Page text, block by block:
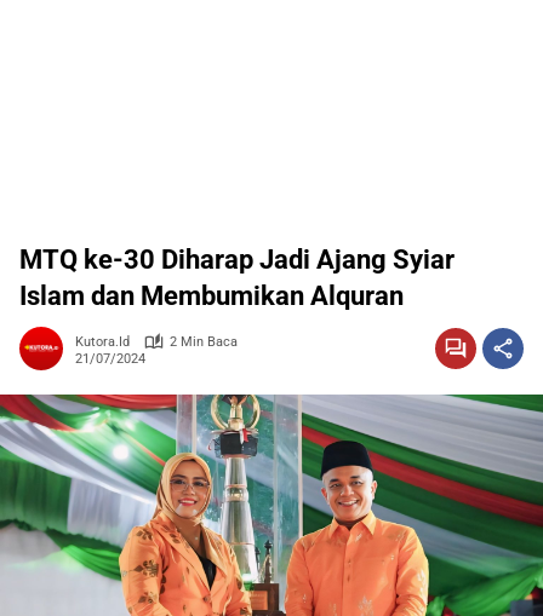
MTQ ke-30 Diharap Jadi Ajang Syiar
Islam dan Membumikan Alquran
Kutora.id
2 Min Baca
21/07/2024